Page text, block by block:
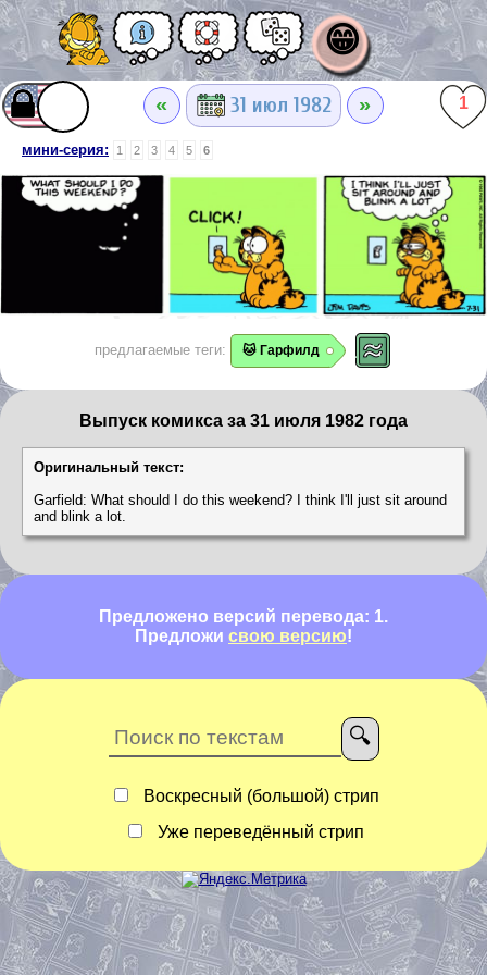
😁
« 31 июл 1982 » 1
мини-серия: 1 2 3 4 5 6
предлагаемые теги: 🐱 Гарфилд
Выпуск комикса за 31 июля 1982 года
Оригинальный текст:
Garfield: What should I do this weekend? I think I'll just sit around
and blink a lot.
Предложено версий перевода: 1.
Предложи свою версию!
Воскресный (большой) стрип
Уже переведённый стрип